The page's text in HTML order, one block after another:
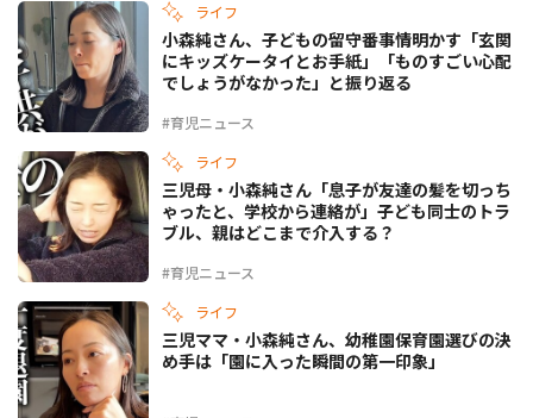
ライフ
#育児ニュース
小森純さん、子どもの留守番事情明かす「玄関
にキッズケータイとお手紙」「ものすごい心配
でしょうがなかった」と振り返る
ライフ
#育児ニュース
三児母・小森純さん「息子が友達の髪を切っち
ゃったと、学校から連絡が」子ども同士のトラ
ブル、親はどこまで介入する？
ライフ
三児ママ・小森純さん、幼稚園保育園選びの決
め手は「園に入った瞬間の第一印象」